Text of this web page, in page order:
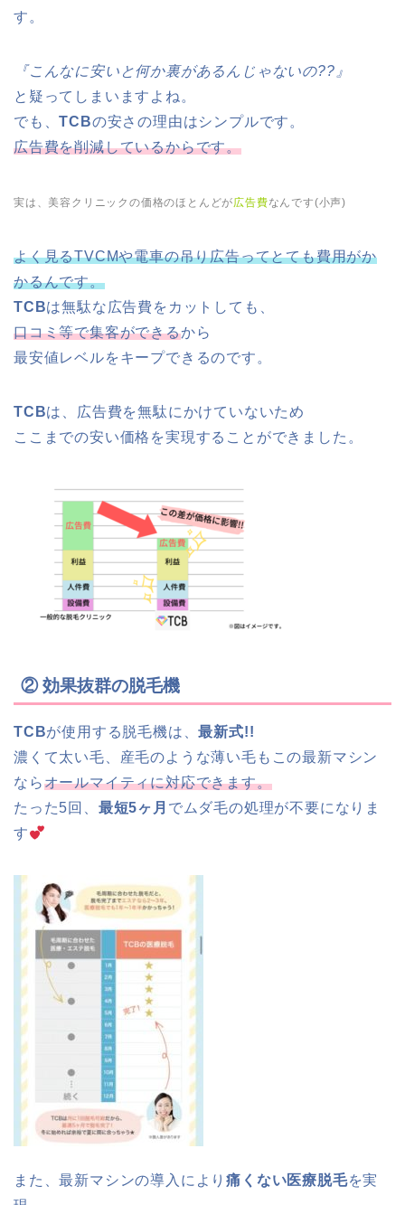
す。
『こんなに安いと何か裏があるんじゃないの??』
と疑ってしまいますよね。
でも、TCBの安さの理由はシンプルです。
広告費を削減しているからです。
実は、美容クリニックの価格のほとんどが広告費なんです(小声)
よく見るTVCMや電車の吊り広告ってとても費用がか
かるんです。
TCBは無駄な広告費をカットしても、
口コミ等で集客ができるから
最安値レベルをキープできるのです。
TCBは、広告費を無駄にかけていないため
ここまでの安い価格を実現することができました。
② 効果抜群の脱毛機
TCBが使用する脱毛機は、最新式!!
濃くて太い毛、産毛のような薄い毛もこの最新マシン
ならオールマイティに対応できます。
たった5回、 最短5ヶ月 でムダ毛の処理が不要になりま
す
また、最新マシンの導入により痛くない医療脱毛を実